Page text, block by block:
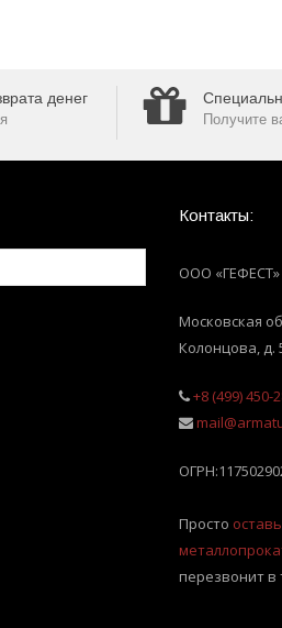
денег
Получите
Контакты:
ООО «ГЕФЕСТ»
Московская
Колонцова, д.
+8 (499) 450-
ОГРН:
Просто
перезвонит в